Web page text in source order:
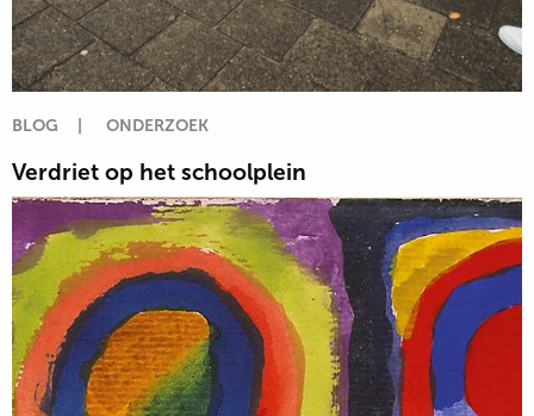
BLOG ONDERZOEK
Verdriet op het schoolplein
Lees
meer
over